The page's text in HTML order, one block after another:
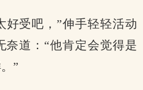
好受吧，”伸手轻轻活动
奈道：“他肯定会觉得是
”